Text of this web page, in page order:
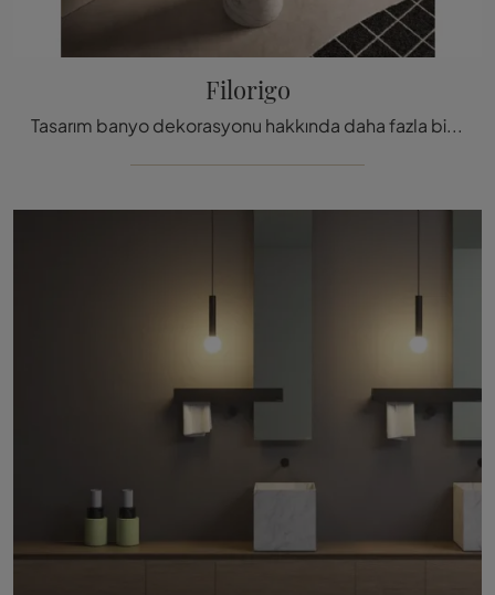
Filorigo
Tasarım banyo dekorasyonu hakkında daha fazla bilgi edinin: Antoniolupi'nin Filorigo modeli gibi mermer lav